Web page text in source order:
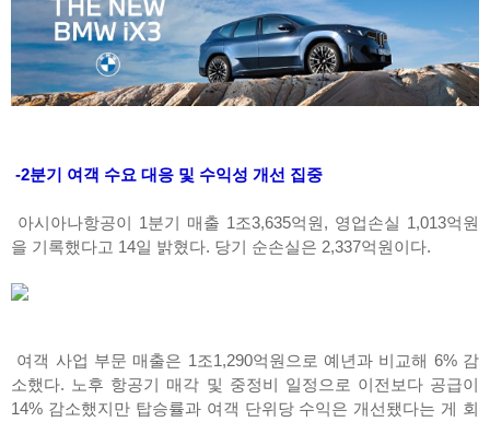
-2분기 여객 수요 대응 및 수익성 개선 집중
아시아나항공이 1분기 매출 1조3,635억원, 영업손실 1,013억원
을 기록했다고 14일 밝혔다. 당기 순손실은 2,337억원이다.
여객 사업 부문 매출은 1조1,290억원으로 예년과 비교해 6% 감
소했다. 노후 항공기 매각 및 중정비 일정으로 이전보다 공급이
14% 감소했지만 탑승률과 여객 단위당 수익은 개선됐다는 게 회